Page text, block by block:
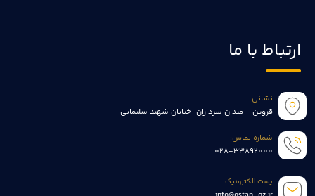
ارتباط با ما
نشانی:
قزوین - میدان سرداران-خیابان شهید سلیمانی
شماره تماس:
028-33892000
پست الکترونیک: